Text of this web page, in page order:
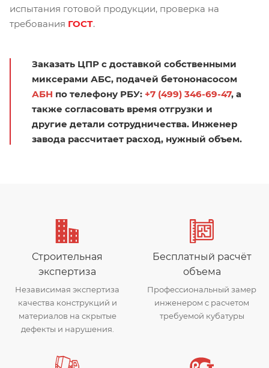
испытания готовой продукции, проверка на
требования ГОСТ.
Заказать ЦПР с доставкой собственными
миксерами АБС, подачей бетононасосом
АБН по телефону РБУ: +7 (499) 346-69-47, а
также согласовать время отгрузки и
другие детали сотрудничества. Инженер
завода рассчитает расход, нужный объем.
Строительная
экспертиза
Независимая экспертиза
качества конструкций и
материалов на скрытые
дефекты и нарушения.
Бесплатный расчёт
объема
Профессиональный замер
инженером с расчетом
требуемой кубатуры